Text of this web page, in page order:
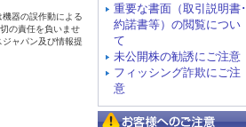
重要な書面（取引説明書･
約諾書等）の閲覧につい
て
未公開株の勧誘にご注意
フィッシング詐欺にご注
意